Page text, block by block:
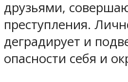
друзьями,
преступления.
деградирует и
опасности себя и